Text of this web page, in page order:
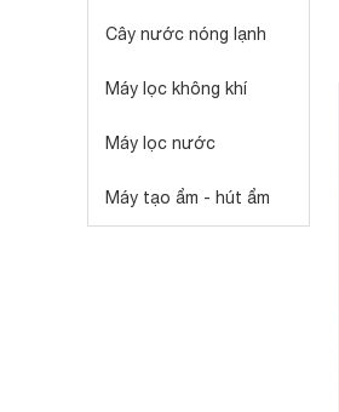
Cây nước nóng lạnh
Máy lọc không khí
Máy lọc nước
Máy tạo ẩm - hút ẩm